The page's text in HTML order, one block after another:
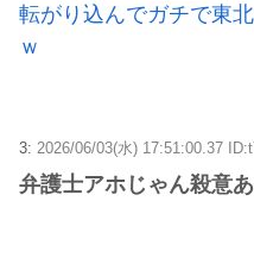
転がり込んでガチで東
ｗ
3: 2026/06/03(水) 17:51:00.37
弁護士アホじゃん殺意